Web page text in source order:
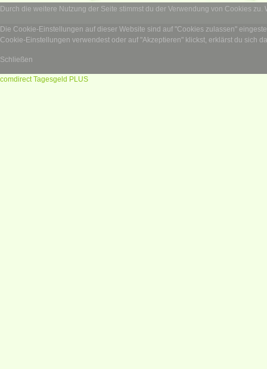
Durch die weitere Nutzung der Seite stimmst du der Verwendung von Cookies zu.
Die Cookie-Einstellungen auf dieser Website sind auf "Cookies zulassen"
Cookie-Einstellungen verwendest oder auf "Akzeptieren" klickst, erklärst du sich
Schließen
comdirect Tagesgeld PLUS